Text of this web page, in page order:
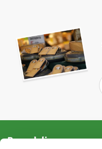
Beoordelingen